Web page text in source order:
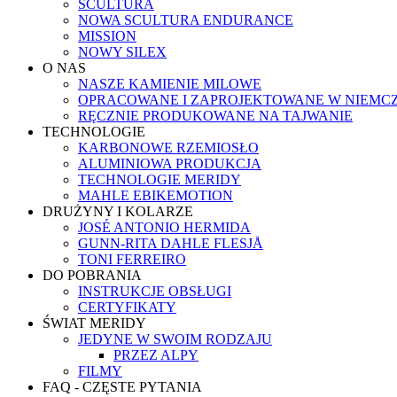
SCULTURA
NOWA SCULTURA ENDURANCE
MISSION
NOWY SILEX
O NAS
NASZE KAMIENIE MILOWE
OPRACOWANE I ZAPROJEKTOWANE W
RĘCZNIE PRODUKOWANE NA TAJWANIE
TECHNOLOGIE
KARBONOWE RZEMIOSŁO
ALUMINIOWA PRODUKCJA
TECHNOLOGIE MERIDY
MAHLE EBIKEMOTION
DRUŻYNY I KOLARZE
JOSÉ ANTONIO HERMIDA
GUNN-RITA DAHLE FLESJÅ
TONI FERREIRO
DO POBRANIA
INSTRUKCJE OBSŁUGI
CERTYFIKATY
ŚWIAT MERIDY
JEDYNE W SWOIM RODZAJU
PRZEZ ALPY
FILMY
FAQ - CZĘSTE PYTANIA